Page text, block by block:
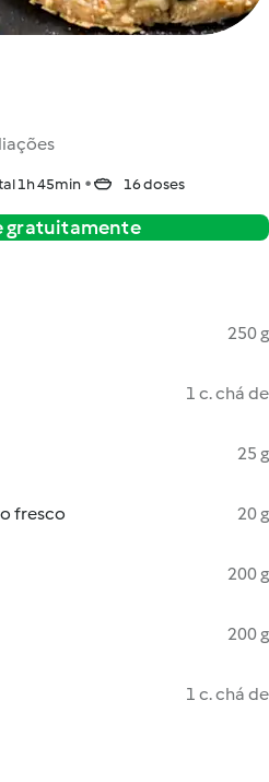
1h 45min 16 doses
gratuitamente
250 g
1 c. chá de
25 g
fresco 20 g
200 g
200 g
1 c. chá de